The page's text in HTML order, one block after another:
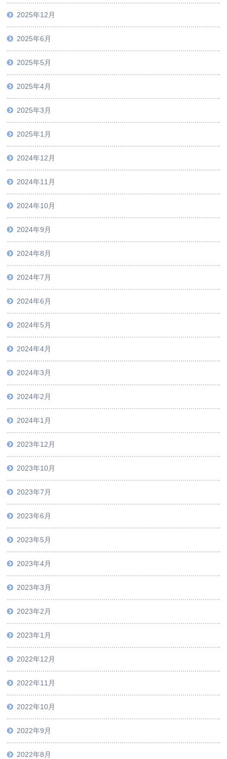
2025年12月
2025年6月
2025年5月
2025年4月
2025年3月
2025年1月
2024年12月
2024年11月
2024年10月
2024年9月
2024年8月
2024年7月
2024年6月
2024年5月
2024年4月
2024年3月
2024年2月
2024年1月
2023年12月
2023年10月
2023年7月
2023年6月
2023年5月
2023年4月
2023年3月
2023年2月
2023年1月
2022年12月
2022年11月
2022年10月
2022年9月
2022年8月